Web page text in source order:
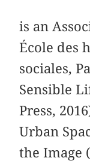
is an
École des
sociales,
Sensible
Press,
Urban
the Image